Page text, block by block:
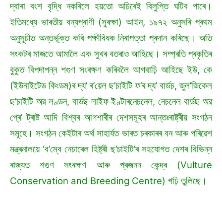
দ্বাৰা বংশ বৃদ্ধি নকৰিলে হয়তো অচিৰেই বিলুপ্তি ঘটিব পাৰে।
ইতিমধ্যে ভাৰতীয় বন্যপ্ৰাণী (সুৰক্ষা) আইন, ১৯৭২ অনুসৰি প্ৰথম
অনুসূচীত অন্তৰ্ভূক্ত কৰি পক্ষীবিধক নিৰাপত্তা প্ৰদান কৰিছে। অতি
সংকটৰ মাজতে আমালৈ এক সুখৰ বতৰাও আহিছে। সম্প্ৰতি প্ৰকৃতিৰ
বুকুত বিপদাপন্ন শগুণ সংৰক্ষণ কৰিবলৈ আগবাঢ়ি আহিছে ইউ, কে
(ইউনাইটেড কিংডম)ৰ দ্য’ ৰ’য়েল ছ’চাইটি ফ’ৰ দ্য’ বাৰ্ডচ, জুল’জিকেল
ছ’চাইটি অৱ লণ্ডন, বাৰ্ডছ লাইফ ইণ্টাৰনেচনেল, নেচনেল বাৰ্ডছ অৱ
প্ৰে’ ট্ৰাষ্ট আদি বিশ্বৰ আগশাৰীৰ দেশসমূহৰ আন্তঃৰাষ্ট্ৰীয় সংগঠন
সমূহে। সংগঠন কেইটাৰ অৰ্থ সাহাৰ্যত ভাৰত চৰকাৰৰ বন আৰু পৰিৱেশ
মন্ত্ৰনালয়ে ‘ব’ম্বে নেচাৰেল হিষ্ট্ৰী ছ’চাইটি’ৰ সহযোগত দেশৰ বিভিন্ন
ৰাজ্যত শগুণ সংৰক্ষণ আৰু প্ৰজনন কেন্দ্ৰ (Vulture
Conservation and Breeding Centre) গঢ়ি তুলিছে।